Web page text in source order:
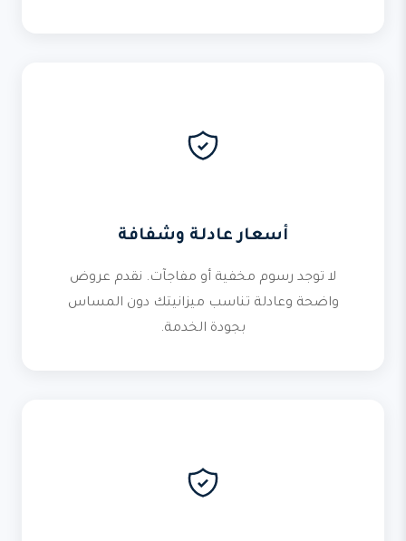
أسعار عادلة وشفافة
لا توجد رسوم مخفية أو مفاجآت. نقدم عروض
واضحة وعادلة تناسب ميزانيتك دون المساس
بجودة الخدمة.